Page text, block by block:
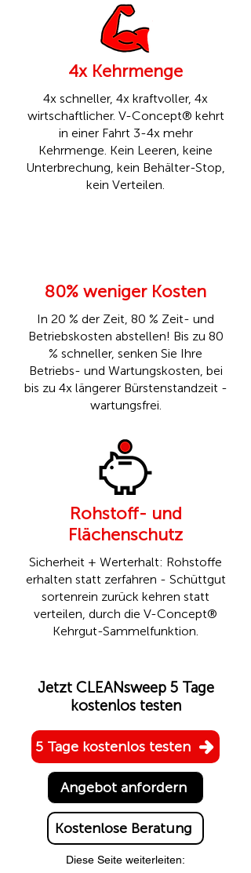
4x Kehrmenge
4x schneller, 4x kraftvoller, 4x
wirtschaftlicher. V-Concept® kehrt
in einer Fahrt 3-4x mehr
Kehrmenge. Kein Leeren, keine
Unterbrechung, kein Behälter-Stop,
kein Verteilen.
80% weniger Kosten
In 20 % der Zeit, 80 % Zeit- und
Betriebskosten abstellen! Bis zu 80
% schneller, senken Sie Ihre
Betriebs- und Wartungskosten, bei
bis zu 4x längerer Bürstenstandzeit -
wartungsfrei.
Rohstoff- und
Flächenschutz
Sicherheit + Werterhalt: Rohstoffe
erhalten statt zerfahren - Schüttgut
sortenrein zurück kehren statt
verteilen, durch die V-Concept®
Kehrgut-Sammelfunktion.
Jetzt CLEANsweep 5 Tage
kostenlos testen
5 Tage kostenlos testen
Angebot anfordern
Kostenlose Beratung
Diese Seite weiterleiten: